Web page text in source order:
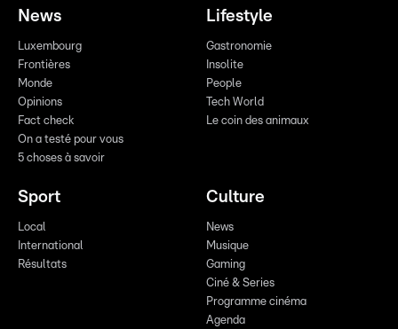
News
Luxembourg
Frontières
Monde
Opinions
Fact check
On a testé pour vous
5 choses à savoir
Lifestyle
Gastronomie
Insolite
People
Tech World
Le coin des animaux
Sport
Local
International
Résultats
Culture
News
Musique
Gaming
Ciné & Series
Programme cinéma
Agenda